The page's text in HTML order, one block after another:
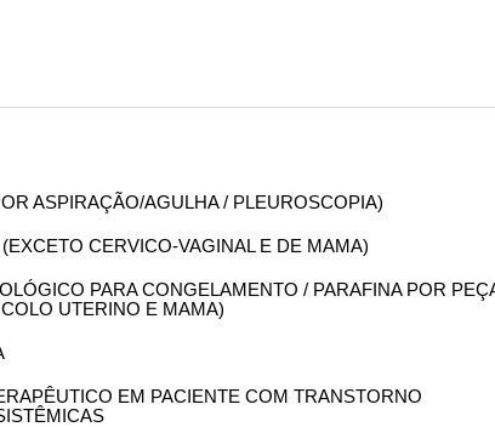
ASPIRAÇÃO/AGULHA / PLEUROSCOPIA)
CERVICO-VAGINAL E DE MAMA)
PARA CONGELAMENTO / PARAFINA POR
UTERINO E MAMA)
EM PACIENTE COM TRANSTORNO